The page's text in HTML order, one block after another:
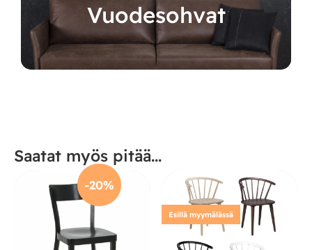
Vuodesohvat
Saatat myös pitää...
-20%
Esillä myymälässä